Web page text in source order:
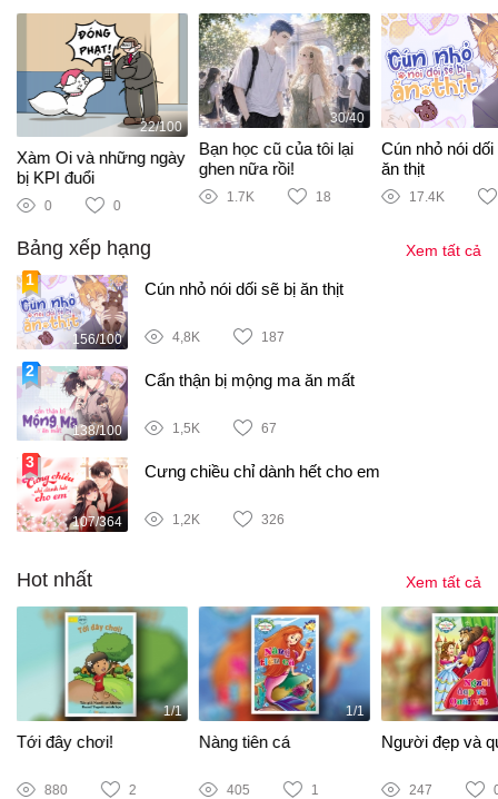
22/100
Xàm Oi và những ngày
bị KPI đuổi
0 0
30/40
Bạn học cũ của tôi lại
ghen nữa rồi!
1.7K 18
Cún nhỏ nói dối
ăn thịt
17.4K
Bảng xếp hạng Xem tất cả
156/100
Cún nhỏ nói dối sẽ bị ăn thịt
4,8K 187
138/100
Cẩn thận bị mộng ma ăn mất
1,5K 67
107/364
Cưng chiều chỉ dành hết cho em
1,2K 326
Hot nhất Xem tất cả
1/1
Tới đây chơi!
880 2
1/1
Nàng tiên cá
405 1
Người đẹp và
247